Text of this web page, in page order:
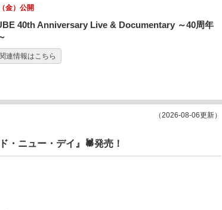
金）公開
40th Anniversary Live & Documentary ～40周年
連情報はこちら
（2026-08-06更新）
・ニュー・デイ』🕷発売！